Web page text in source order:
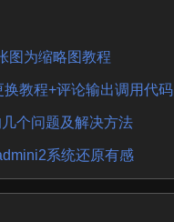
图为缩略图教程
教程+评论输出调用代码
个问题及解决方法
系统还原有感